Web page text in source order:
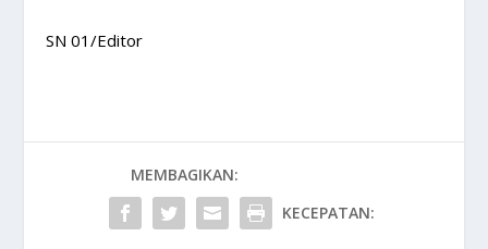
SN 01/Editor
MEMBAGIKAN:
KECEPATAN: